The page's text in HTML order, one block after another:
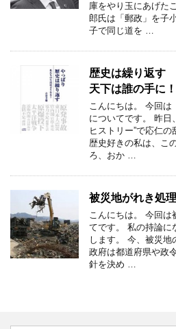
庫をやり玉にあげた
郎氏は「郵政」を子
子で同じ道を …
歴史は繰り返す
天下は誰の手に
こんにちは。 今回は
についてです。 昨
ヒストリー”で応仁の
歴史好きの私は、こ
ろ、おか …
被災地がれき処
こんにちは。 今回は
てです。 私の持論に
します。 今、被災地
政府は都道府県や政
針を決め …